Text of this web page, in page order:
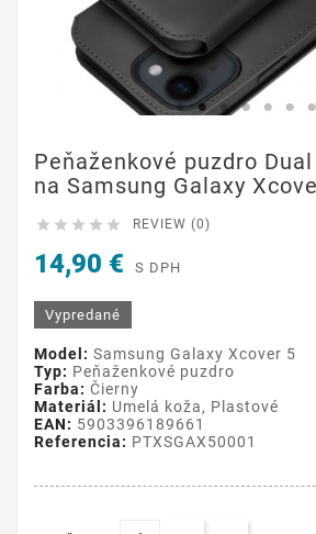
Peňaženkové puzdro
na Samsung Galaxy
     REVIEW (0)
14,90 € S DPH
Vypredané
Model: Samsung Galaxy Xcover 5
Typ: Peňaženkové puzdro
Farba: Čierny
Materiál: Umelá koža, Plastové
EAN: 5903396189661
Referencia: PTXSGAX50001